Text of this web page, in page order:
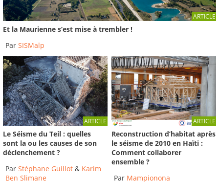
15 juillet 1996, 2h13, séisme d'Epagny-Annecy.
Magnitude 5.3
2008-Institut des Risques Majeurs
ARTICLE
Et la Maurienne s’est mise à trembler !
Par SISMalp
ARTICLE
Le Séisme du Teil : quelles
sont la ou les causes de son
déclenchement ?
Par Stéphane Guillot & Karim
Ben Slimane
ARTICLE
Reconstruction d’habitat après
le séisme de 2010 en Haïti :
Comment collaborer
ensemble ?
Par Mampionona